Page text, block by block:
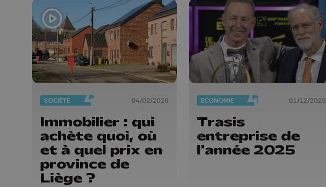
SOCIÉTÉ 04/02/2026
Immobilier : qui
achète quoi, où
et à quel prix en
province de
Liège ?
ECONOMIE 01/12/2025
Trasis
entreprise de
l'année 2025